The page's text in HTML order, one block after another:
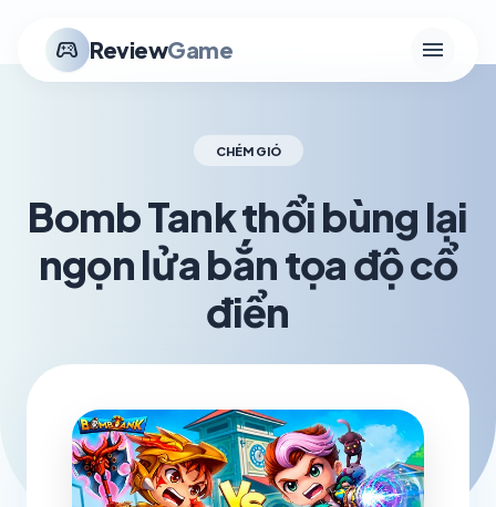
stadia_controller ReviewGame menu
CHÉM GIÓ
Bomb Tank thổi bùng lại
ngọn lửa bắn tọa độ cổ
điển